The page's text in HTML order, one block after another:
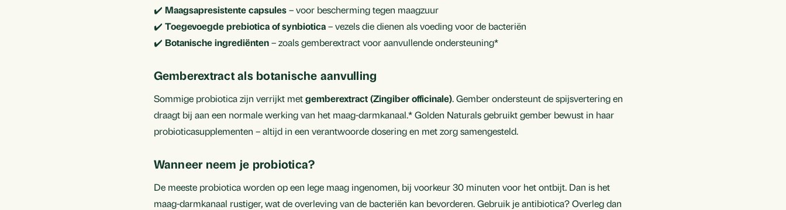
✔️ Maagsapresistente capsules– voor bescherming tegen maagzuur
✔️ Toegevoegde prebiotica of synbiotica– vezels die dienen als voeding voor de bacteriën
✔️ Botanische ingrediënten– zoals gemberextract voor aanvullende ondersteuning*
Gemberextract als botanische aanvulling
Sommige probiotica zijn verrijkt metgemberextract (Zingiber officinale). Gember ondersteunt de spijsvertering en
draagt bij aan een normale werking van het maag-darmkanaal.* Golden Naturals gebruikt gember bewust in haar
probioticasupplementen – altijd in een verantwoorde dosering en met zorg samengesteld.
Wanneer neem je probiotica?
De meeste probiotica worden op een lege maag ingenomen, bij voorkeur 30 minuten voor het ontbijt. Dan is het
maag-darmkanaal rustiger, wat de overleving van de bacteriën kan bevorderen. Gebruik je antibiotica? Overleg dan